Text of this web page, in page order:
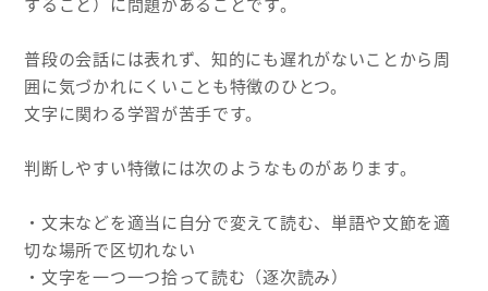
普段の会話には表れず、知的にも遅れがないことから周
囲に気づかれにくいことも特徴のひとつ。
文字に関わる学習が苦手です。
判断しやすい特徴には次のようなものがあります。
・文末などを適当に自分で変えて読む、単語や文節を適
切な場所で区切れない
・文字を一つ一つ拾って読む（逐次読み）